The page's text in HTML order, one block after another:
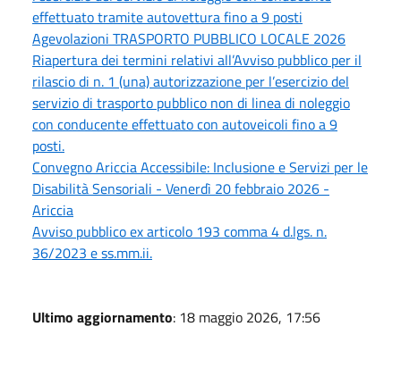
effettuato tramite autovettura fino a 9 posti
Agevolazioni TRASPORTO PUBBLICO LOCALE 2026
Riapertura dei termini relativi all’Avviso pubblico per il
rilascio di n. 1 (una) autorizzazione per l’esercizio del
servizio di trasporto pubblico non di linea di noleggio
con conducente effettuato con autoveicoli fino a 9
posti.
Convegno Ariccia Accessibile: Inclusione e Servizi per le
Disabilità Sensoriali - Venerdì 20 febbraio 2026 -
Ariccia
Avviso pubblico ex articolo 193 comma 4 d.lgs. n.
36/2023 e ss.mm.ii.
Ultimo aggiornamento: 18 maggio 2026, 17:56